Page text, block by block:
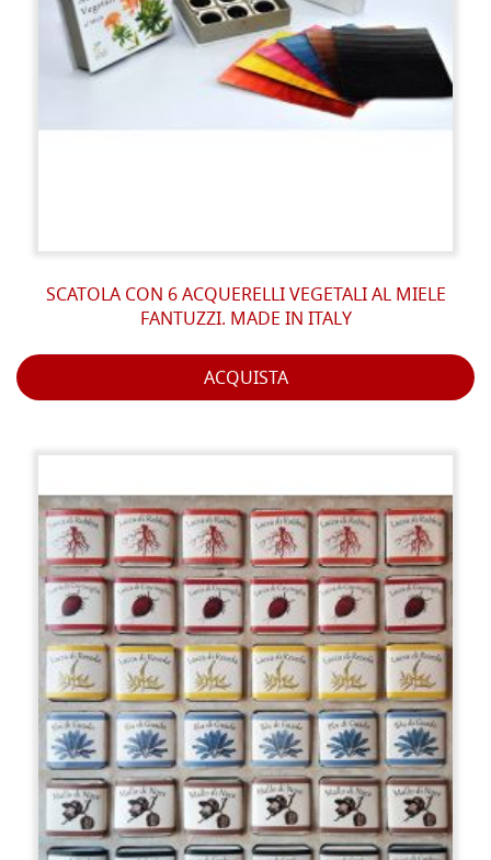
SCATOLA CON 6 ACQUERELLI VEGETALI AL MIELE
FANTUZZI. MADE IN ITALY
ACQUISTA